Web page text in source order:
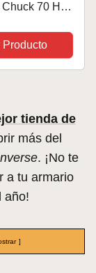
Chuck 70 Hi
Producto
tienda de
más del
. ¡No te
a tu armario
año!